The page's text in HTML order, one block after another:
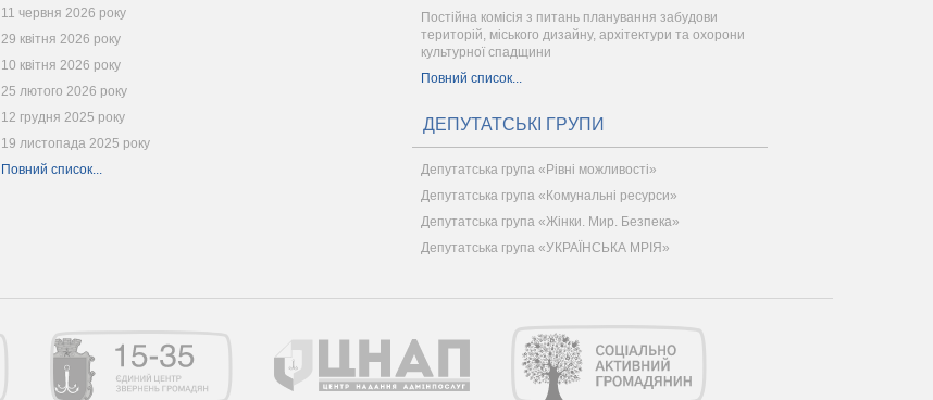
11 червня 2026 року
29 квітня 2026 року
10 квітня 2026 року
25 лютого 2026 року
12 грудня 2025 року
19 листопада 2025 року
Повний список...
Постійна комісія з питань планування забудови
територій, міського дизайну, архітектури та охорони
культурної спадщини
Повний список...
ДЕПУТАТСЬКІ ГРУПИ
Депутатська група «Рівні можливості»
Депутатська група «Комунальні ресурси»
Депутатська група «Жінки. Мир. Безпека»
Депутатська група «УКРАЇНСЬКА МРІЯ»